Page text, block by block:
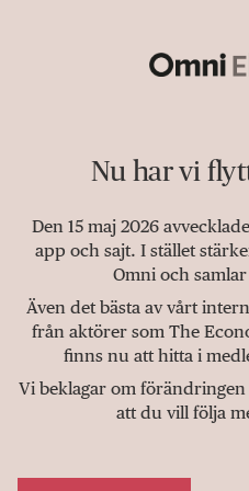
Nu har vi
Den 15 maj 2026
app och sajt. I stället
Omni och
Även det bästa av vårt
från aktörer som The
finns nu att hitta i
Vi beklagar om
att du vill följa